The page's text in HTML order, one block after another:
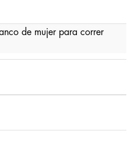
de mujer para correr